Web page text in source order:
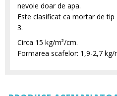
nevoie doar de apa.
Este clasificat ca mortar de tip
3.
Circa 15 kg/m²/cm.
Formarea scafelor: 1,9-2,7 kg/